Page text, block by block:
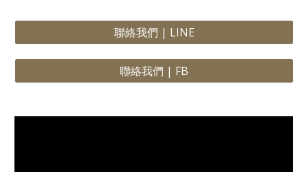
聯絡我們 | LINE
聯絡我們 | FB